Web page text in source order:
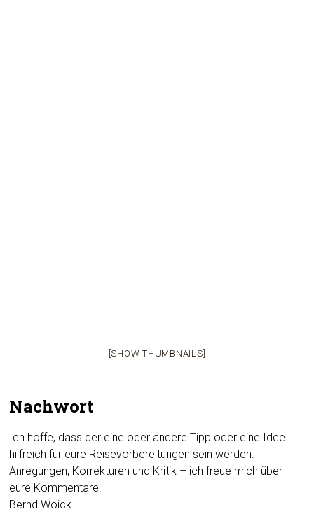
[SHOW THUMBNAILS]
Nachwort
Ich hoffe, dass der eine oder andere Tipp oder eine Idee
hilfreich für eure Reisevorbereitungen sein werden.
Anregungen, Korrekturen und Kritik – ich freue mich über
eure Kommentare.
Bernd Woick.